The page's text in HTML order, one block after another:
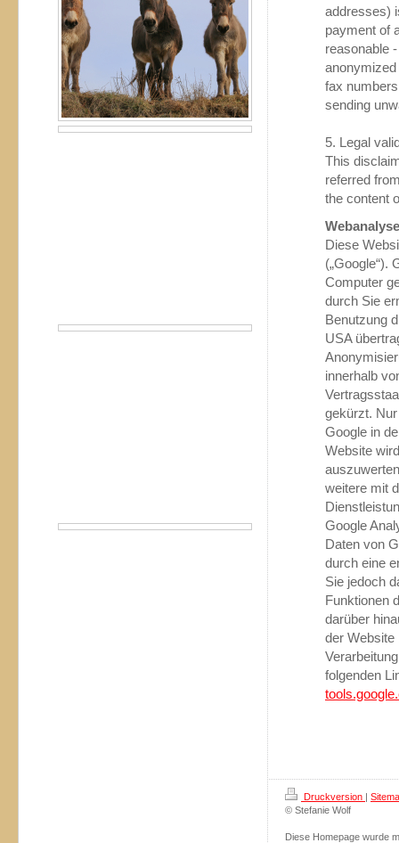
addresses)
payment of
reasonable
fax
sending
5. Legal
This
referred
the content
Webanalyse
Diese
(„Google“).
Computer
durch Sie
Benutzung
USA
innerhalb
gekürzt.
Google in
Website
weitere mit
Google
Daten von
durch eine
Sie jedoch
Funktionen
darüber
der Website
folgenden
Druckversion |
© Stefanie Wolf
Diese Homepage wurde